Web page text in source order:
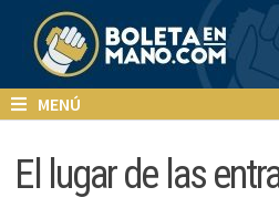
MENÚ
El lugar de las